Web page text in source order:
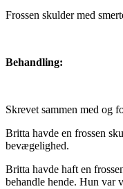
Frossen skulder med
Behandling:
Skrevet sammen med og
Britta havde en frossen
bevægelighed.
Britta havde haft en
behandle hende. Hun var